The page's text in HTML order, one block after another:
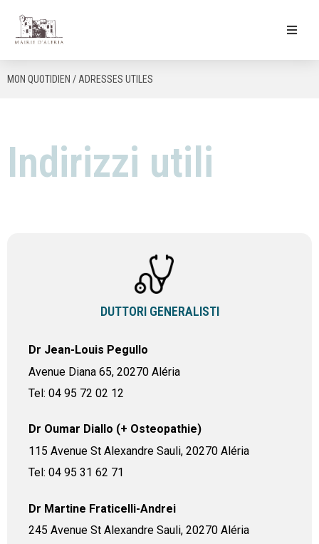
Ma Mairie
MON QUOTIDIEN / ADRESSES UTILES
Indirizzi utili
DUTTORI GENERALISTI
Dr Jean-Louis Pegullo
Avenue Diana 65, 20270 Aléria
Tel: 04 95 72 02 12
Dr Oumar Diallo (+ Osteopathie)
115 Avenue St Alexandre Sauli, 20270 Aléria
Tel: 04 95 31 62 71
Dr Martine Fraticelli-Andrei
245 Avenue St Alexandre Sauli, 20270 Aléria